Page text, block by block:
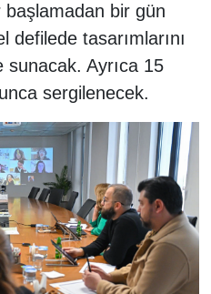
bir gün
tasarımlarını
Ayrıca 15
sergilenecek.